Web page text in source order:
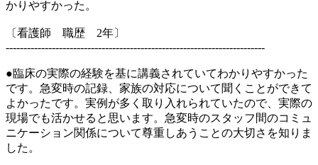
かりやすかった。
〔看護師 職歴 2年〕
-------------------------------------------------------------------------
●臨床の実際の経験を基に講義されていてわかりやすかった
です。急変時の記録、家族の対応について聞くことができて
よかったです。実例が多く取り入れられていたので、実際の
現場でも活かせると思います。急変時のスタッフ間のコミュ
ニケーション関係について尊重しあうことの大切さを知りま
した。